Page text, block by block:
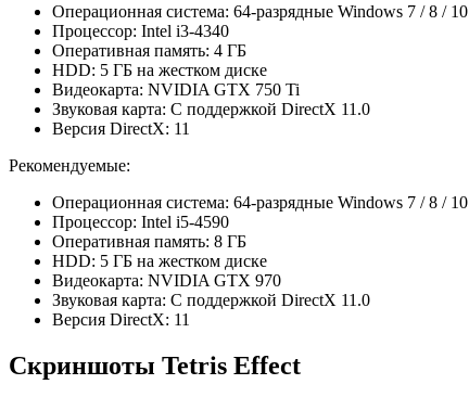
Операционная система: 64-разрядные Windows 7 / 8 / 10
Процессор: Intel i3-4340
Оперативная память: 4 ГБ
HDD: 5 ГБ на жестком диске
Видеокарта: NVIDIA GTX 750 Ti
Звуковая карта: С поддержкой DirectX 11.0
Версия DirectX: 11
Рекомендуемые:
Операционная система: 64-разрядные Windows 7 / 8 / 10
Процессор: Intel i5-4590
Оперативная память: 8 ГБ
HDD: 5 ГБ на жестком диске
Видеокарта: NVIDIA GTX 970
Звуковая карта: С поддержкой DirectX 11.0
Версия DirectX: 11
Скриншоты Tetris Effect